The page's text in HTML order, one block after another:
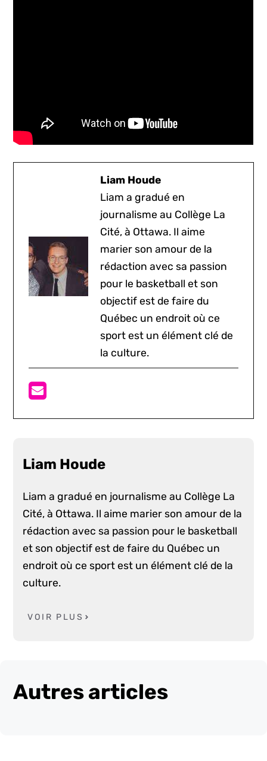
Liam Houde
Liam a gradué en
journalisme au Collège La
Cité, à Ottawa. Il aime
marier son amour de la
rédaction avec sa passion
pour le basketball et son
objectif est de faire du
Québec un endroit où ce
sport est un élément clé de
la culture.
Liam Houde
Liam a gradué en journalisme au Collège La
Cité, à Ottawa. Il aime marier son amour de la
rédaction avec sa passion pour le basketball
et son objectif est de faire du Québec un
endroit où ce sport est un élément clé de la
culture.
VOIR PLUS
Autres articles